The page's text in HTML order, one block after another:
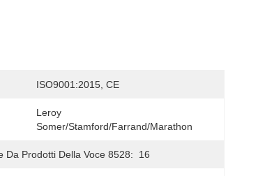
ISO9001:2015, CE
Leroy
Somer/Stamford/Farrand/Marathon
Da Prodotti Della Voce 8528: 16